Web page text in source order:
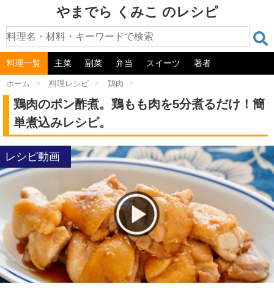
やまでら くみこ のレシピ
料理一覧 主菜 副菜 弁当 スイーツ 著者
ホーム > 料理レシピ > 鶏肉 >
鶏肉のポン酢煮。鶏もも肉を5分煮るだけ！簡
単煮込みレシピ。
レシピ動画